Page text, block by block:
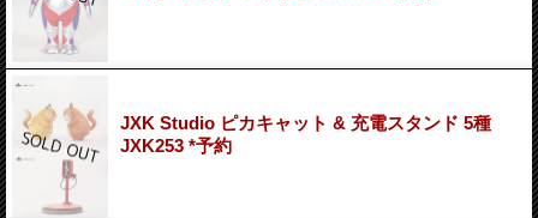
JXK Studio ピカキャット & 充電スタンド 5種
JXK253 *予約